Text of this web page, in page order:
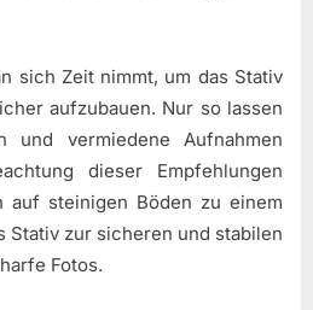
sich Zeit nimmt, um das Stativ
aufzubauen. Nur so lassen
und vermiedene Aufnahmen
dieser Empfehlungen
auf steinigen Böden zu einem
Stativ zur sicheren und stabilen
Fotos.